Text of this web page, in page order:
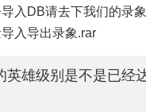
入DB请去下我们的录
入导出录象.rar
英雄级别是不是已经